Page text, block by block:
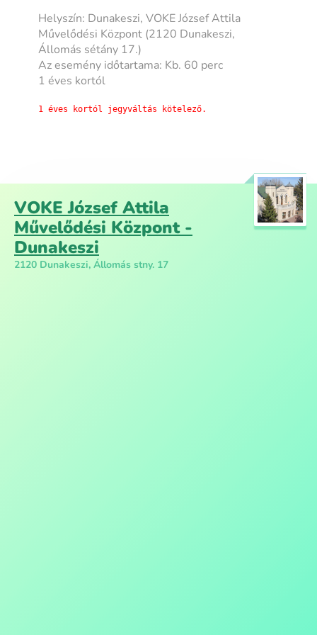
Helyszín: Dunakeszi, VOKE József Attila
Művelődési Központ (2120 Dunakeszi,
Állomás sétány 17.)
Az esemény időtartama: Kb. 60 perc
1 éves kortól
1 éves kortól jegyváltás kötelező.
VOKE József Attila
Művelődési Központ -
Dunakeszi
2120 Dunakeszi, Állomás stny. 17